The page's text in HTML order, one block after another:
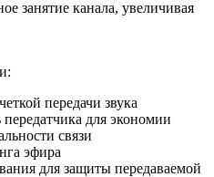
занятие канала, увеличивая
передачи звука
для экономии
связи
эфира
для защиты передаваемой